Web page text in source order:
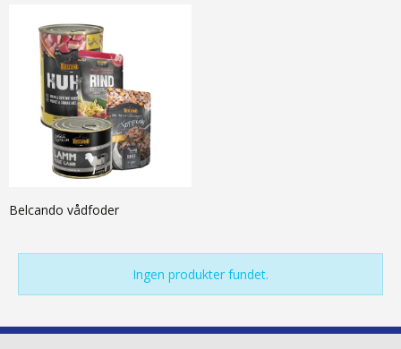
Belcando vådfoder
Ingen produkter fundet.